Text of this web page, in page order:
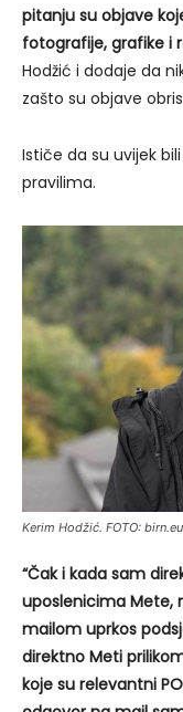
pitanju su objave
fotografije, grafike i
Hodžić i dodaje da
zašto su objave
Ističe da su uvijek
pravilima.
Kerim Hodžić. FOTO:
“Čak i kada sam
uposlenicima Mete,
mailom uprkos
direktno Meti
koje su relevantni